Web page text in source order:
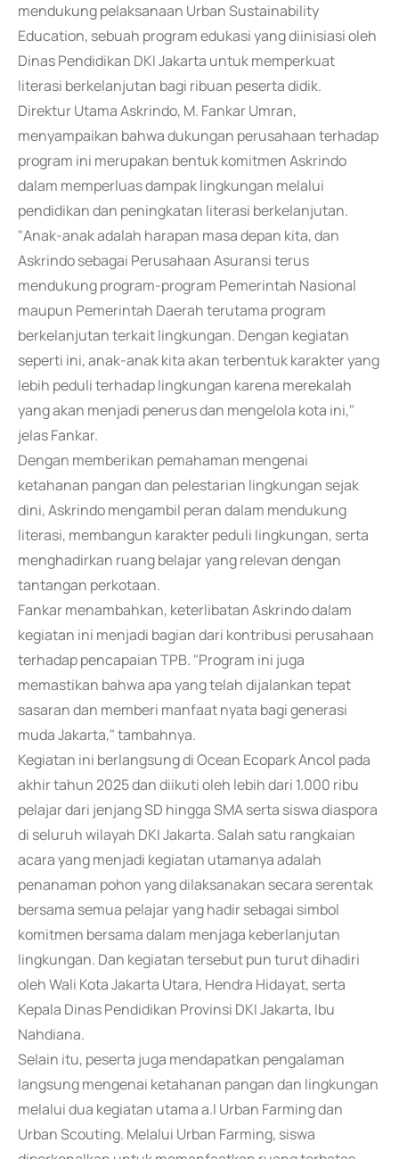
mendukung pelaksanaan Urban Sustainability
Education, sebuah program edukasi yang diinisiasi oleh
Dinas Pendidikan DKI Jakarta untuk memperkuat
literasi berkelanjutan bagi ribuan peserta didik.
Direktur Utama Askrindo, M. Fankar Umran,
menyampaikan bahwa dukungan perusahaan terhadap
program ini merupakan bentuk komitmen Askrindo
dalam memperluas dampak lingkungan melalui
pendidikan dan peningkatan literasi berkelanjutan.
"Anak-anak adalah harapan masa depan kita, dan
Askrindo sebagai Perusahaan Asuransi terus
mendukung program-program Pemerintah Nasional
maupun Pemerintah Daerah terutama program
berkelanjutan terkait lingkungan. Dengan kegiatan
seperti ini, anak-anak kita akan terbentuk karakter yang
lebih peduli terhadap lingkungan karena merekalah
yang akan menjadi penerus dan mengelola kota ini,"
jelas Fankar.
Dengan memberikan pemahaman mengenai
ketahanan pangan dan pelestarian lingkungan sejak
dini, Askrindo mengambil peran dalam mendukung
literasi, membangun karakter peduli lingkungan, serta
menghadirkan ruang belajar yang relevan dengan
tantangan perkotaan.
Fankar menambahkan, keterlibatan Askrindo dalam
kegiatan ini menjadi bagian dari kontribusi perusahaan
terhadap pencapaian TPB. "Program ini juga
memastikan bahwa apa yang telah dijalankan tepat
sasaran dan memberi manfaat nyata bagi generasi
muda Jakarta," tambahnya.
Kegiatan ini berlangsung di Ocean Ecopark Ancol pada
akhir tahun 2025 dan diikuti oleh lebih dari 1.000 ribu
pelajar dari jenjang SD hingga SMA serta siswa diaspora
di seluruh wilayah DKI Jakarta. Salah satu rangkaian
acara yang menjadi kegiatan utamanya adalah
penanaman pohon yang dilaksanakan secara serentak
bersama semua pelajar yang hadir sebagai simbol
komitmen bersama dalam menjaga keberlanjutan
lingkungan. Dan kegiatan tersebut pun turut dihadiri
oleh Wali Kota Jakarta Utara, Hendra Hidayat, serta
Kepala Dinas Pendidikan Provinsi DKI Jakarta, Ibu
Nahdiana.
Selain itu, peserta juga mendapatkan pengalaman
langsung mengenai ketahanan pangan dan lingkungan
melalui dua kegiatan utama a.l Urban Farming dan
Urban Scouting. Melalui Urban Farming, siswa